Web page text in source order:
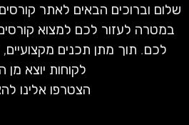
שלום וברוכים הבאים לאתר
במטרה לעזור לכם למצוא
לכם. תוך מתן תכנים מקצועיים,
לקוחות יוצא מן
הצטרפו אלינו